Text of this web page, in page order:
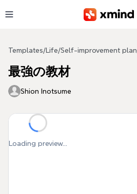
Templates/ Life/Self-improvement plan
最強の教材
Shion Inotsume
Loading preview...